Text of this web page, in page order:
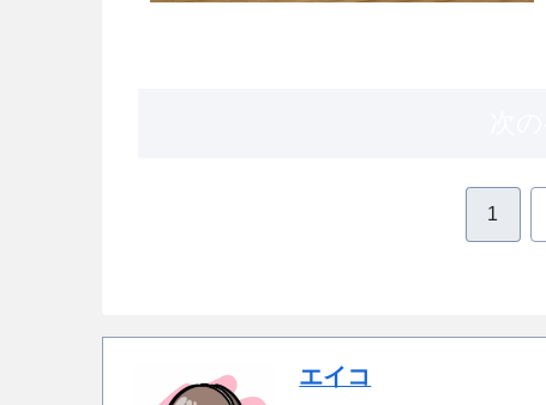
1
エイコ